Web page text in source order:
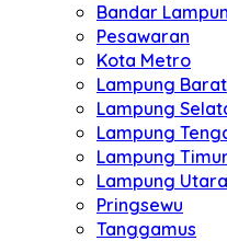
Bandar
Pesawaran
Kota Metro
Lampung Barat
Lampung
Lampung
Lampung
Lampung Utara
Pringsewu
Tanggamus